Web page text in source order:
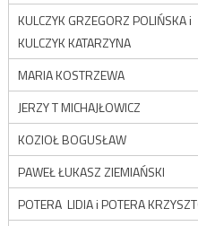
KULCZYK GRZEGORZ POLIŃSKA i
KULCZYK KATARZYNA
MARIA KOSTRZEWA
JERZY T MICHAJŁOWICZ
KOZIOŁ BOGUSŁAW
PAWEŁ ŁUKASZ ZIEMIAŃSKI
POTERA LIDIA i POTERA